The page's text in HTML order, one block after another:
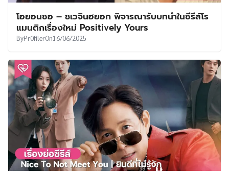
โอยอนซอ – ชเวจินฮยอก พิจารณารับบทนำในซีรีส์โร
แมนติกเรื่องใหม่ Positively Yours
ByPr0filerOn16/06/2025